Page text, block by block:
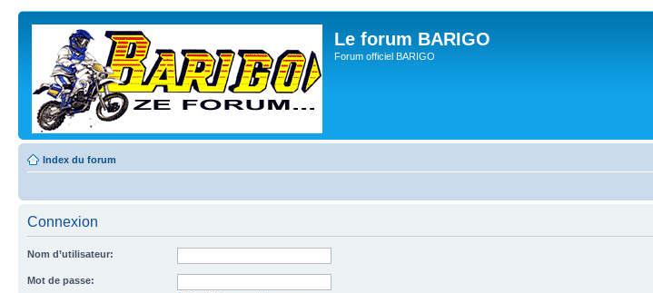
Le forum BARIGO
Forum officiel BARIGO
Index du forum
Connexion
Nom d’utilisateur:
Mot de passe: